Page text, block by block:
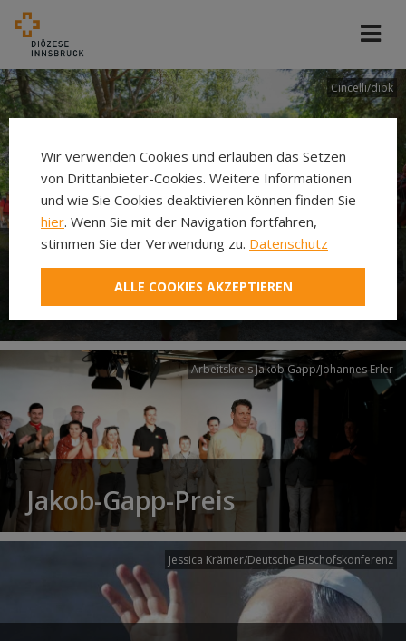
Cincelli/dibk
Neuer Pilgerweg Via
Laudato si’
Arbeitskreis Jakob Gapp/Johannes Erler
Jakob-Gapp-Preis
Jessica Krämer/Deutsche Bischofskonferenz
Wir verwenden Cookies und erlauben das Setzen
von Drittanbieter-Cookies. Weitere Informationen
und wie Sie Cookies deaktivieren können finden Sie
hier. Wenn Sie mit der Navigation fortfahren,
stimmen Sie der Verwendung zu. Datenschutz
ALLE COOKIES AKZEPTIEREN